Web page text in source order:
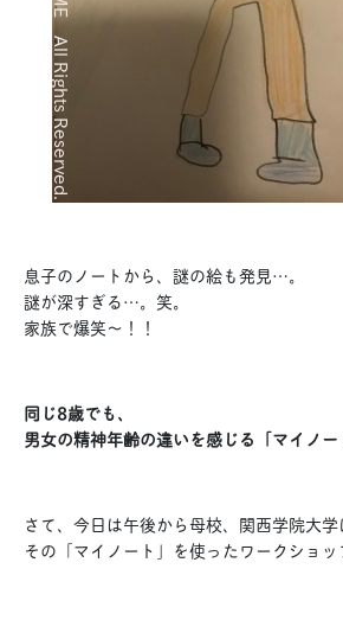
息子のノートから、謎の絵も発見…。
謎が深すぎる…。笑。
家族で爆笑〜！！
同じ8歳でも、
男女の精神年齢の違いを感じる「マイノー
さて、今日は午後から母校、関西学院大学
その「マイノート」を使ったワークショッ